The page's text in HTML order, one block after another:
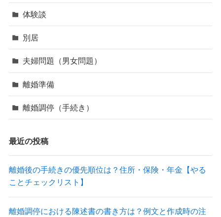
体験談
別居
夫婦問題（男女問題）
離婚準備
離婚調停（手続き）
最近の投稿
離婚後の手続きの優先順位は？住所・保険・年金【やる
ことチェックリスト】
離婚調停における陳述書の書き方は？例文と作成時の注